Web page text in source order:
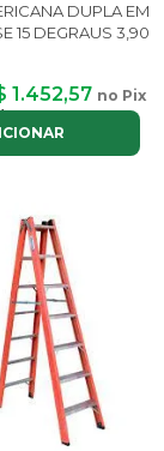
DUPLA EM
15 DEGRAUS 3,90
1.452,57 no Pix